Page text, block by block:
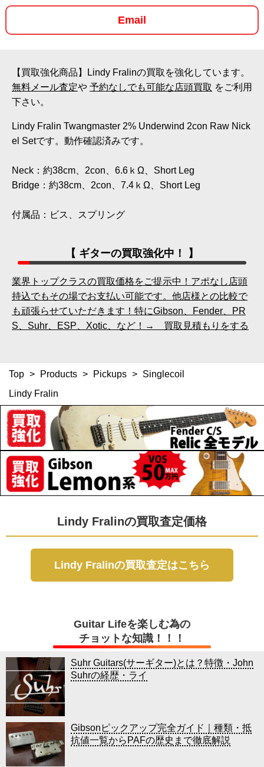
Email
【買取強化商品】Lindy Fralinの買取を強化しています。
無料メール査定や 予約なしでも可能な店頭買取 をご利用
下さい。
Lindy Fralin Twangmaster 2% Underwind 2con Raw Nick
el Setです。動作確認済みです。
Neck：約38cm、2con、6.6ｋΩ、Short Leg
Bridge：約38cm、2con、7.4ｋΩ、Short Leg
付属品：ビス、スプリング
【 ギターの買取強化中！ 】
業界トップクラスの買取価格をご提示中！アポなし店頭
持込でもその場でお支払い可能です。他店様との比較で
も頑張らせていただきます！特にGibson、Fender、PR
S、Suhr、ESP、Xotic、など！→ 買取見積もりをする
Top > Products > Pickups > Singlecoil
Lindy Fralin
Lindy Fralinの買取査定価格
Lindy Fralinの買取査定はこちら
Guitar Lifeを楽しむ為の
チョットな知識！！！
Suhr Guitars(サーギター)とは？特徴・John
Suhrの経歴・ライ
Gibsonピックアップ完全ガイド｜種類・抵
抗値一覧からPAFの歴史まで徹底解説